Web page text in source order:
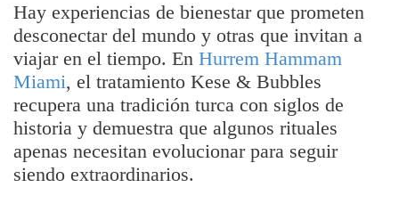
Hay experiencias de bienestar que prometen
desconectar del mundo y otras que invitan a
viajar en el tiempo. En Hurrem Hammam
Miami, el tratamiento Kese & Bubbles
recupera una tradición turca con siglos de
historia y demuestra que algunos rituales
apenas necesitan evolucionar para seguir
siendo extraordinarios.